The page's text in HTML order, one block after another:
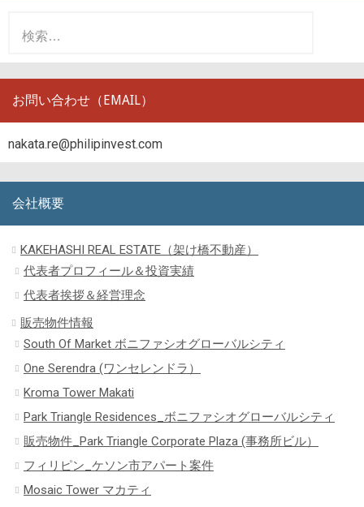
:
お問い合わせ（EMAIL）
nakata.re@philipinvest.com
会社概要
KAKEHASHI REAL ESTATE（架け橋不動産）
代表者プロフィール＆投資実績
代表者挨拶＆経営理念
販売物件情報
South Of Market ボニファシオグローバルシティ
One Serendra (ワンセレンドラ）
Kroma Tower Makati
Park Triangle Residences_ボニファシオグローバルシティ
販売物件_Park Triangle Corporate Plaza (事務所ビル）
フィリピン_ケソン市アパート案件
Mosaic Tower マカティ